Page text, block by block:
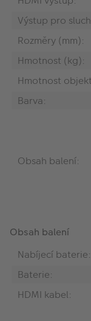
Výstup pro
Rozměry (mm):
Hmotnost (kg):
Hmotnost
Barva:
Obsah balení:
Obsah balení
Nabíjecí baterie:
Baterie:
HDMI kabel: